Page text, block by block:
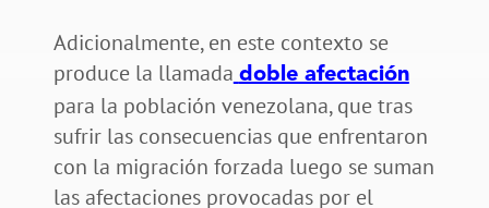
Adicionalmente, en este contexto se
produce la llamada doble afectación
para la población venezolana, que tras
sufrir las consecuencias que enfrentaron
con la migración forzada luego se suman
las afectaciones provocadas por el